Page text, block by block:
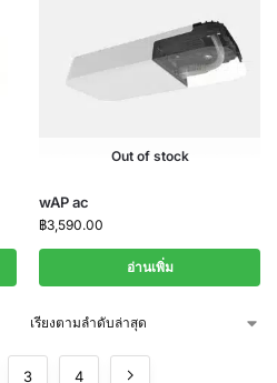
Out of stock
wAP ac
฿3,590.00
อ่านเพิ่ม
3 4